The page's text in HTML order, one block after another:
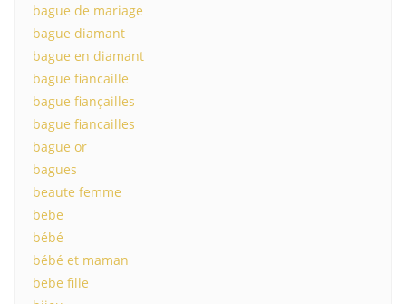
bague de mariage
bague diamant
bague en diamant
bague fiancaille
bague fiançailles
bague fiancailles
bague or
bagues
beaute femme
bebe
bébé
bébé et maman
bebe fille